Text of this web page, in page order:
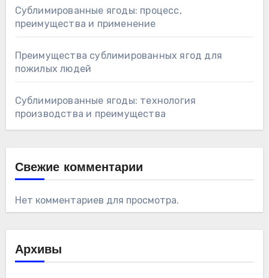
Сублимированные ягоды: процесс,
преимущества и применение
Преимущества сублимированных ягод для
пожилых людей
Сублимированные ягоды: технология
производства и преимущества
Свежие комментарии
Нет комментариев для просмотра.
Архивы